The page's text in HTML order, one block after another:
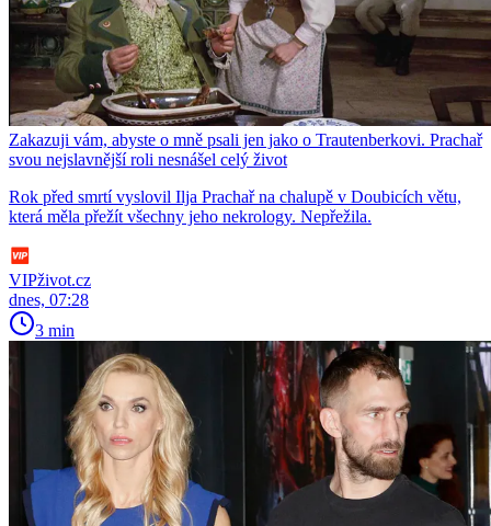
Zakazuji vám, abyste o mně psali jen jako o Trautenberkovi. Prachař
svou nejslavnější roli nesnášel celý život
Rok před smrtí vyslovil Ilja Prachař na chalupě v Doubicích větu,
která měla přežít všechny jeho nekrology. Nepřežila.
VIPživot.cz
dnes, 07:28
3 min